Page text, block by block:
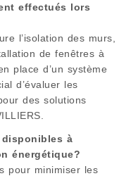
effectués lors
l’isolation des murs,
de fenêtres à
place d’un système
d’évaluer les
des solutions
à
énergétique?
pour minimiser les